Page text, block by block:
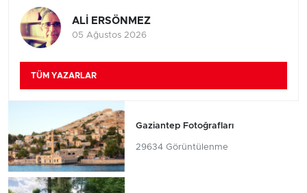
ALİ ERSÖNMEZ
05 Ağustos 2026
TÜM YAZARLAR
Gaziantep Fotoğrafları
29634 Görüntülenme